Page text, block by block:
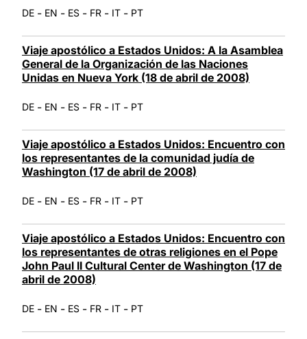
DE - EN - ES - FR - IT - PT
Viaje apostólico a Estados Unidos: A la Asamblea
General de la Organización de las Naciones
Unidas en Nueva York (18 de abril de 2008)
DE - EN - ES - FR - IT - PT
Viaje apostólico a Estados Unidos: Encuentro con
los representantes de la comunidad judía de
Washington (17 de abril de 2008)
DE - EN - ES - FR - IT - PT
Viaje apostólico a Estados Unidos: Encuentro con
los representantes de otras religiones en el Pope
John Paul II Cultural Center de Washington (17 de
abril de 2008)
DE - EN - ES - FR - IT - PT